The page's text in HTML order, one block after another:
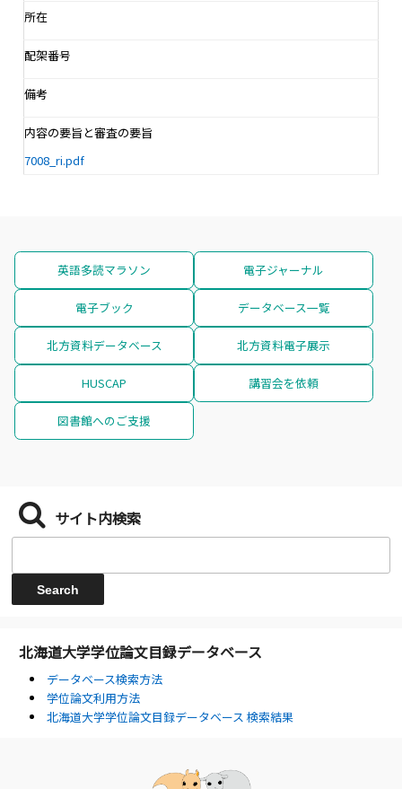
所在
配架番号
備考
内容の要旨と審査の要旨
7008_ri.pdf
英語多読マラソン 電子ジャーナル
電子ブック データベース一覧
北方資料データベース 北方資料電子展示
HUSCAP 講習会を依頼
図書館へのご支援
サイト内検索
北海道大学学位論文目録データベース
データベース検索方法
学位論文利用方法
北海道大学学位論文目録データベース 検索結果